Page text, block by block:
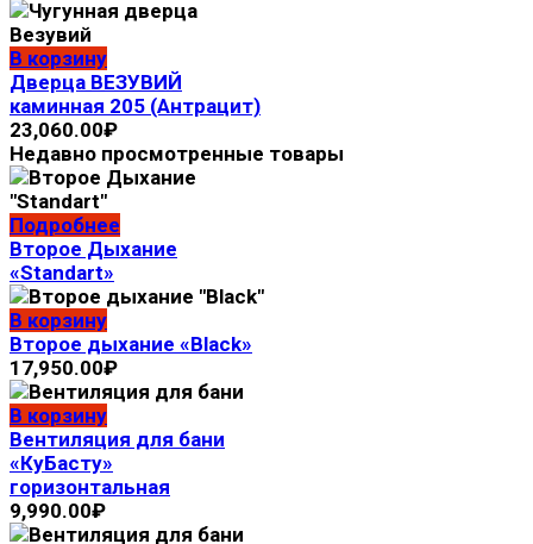
В корзину
Дверца ВЕЗУВИЙ
каминная 205 (Антрацит)
23,060.00₽
Недавно просмотренные товары
Подробнее
Второе Дыхание
«Standart»
В корзину
Второе дыхание «Black»
17,950.00₽
В корзину
Вентиляция для бани
«КуБасту»
горизонтальная
9,990.00₽